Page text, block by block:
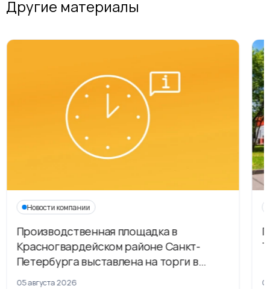
Другие материалы
Новости компании
Производственная площадка в
Красногвардейском районе Санкт-
Петербурга выставлена на торги в
рамках приватизации
05 августа 2026